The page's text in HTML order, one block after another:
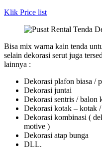
Klik Price list
Bisa mix warna kain tenda
selain dekorasi serut juga
lainnya :
Dekorasi plafon biasa /
Dekorasi juntai
Dekorasi sentris / balon
Dekorasi kotak – kotak
Dekorasi kombinasi (
motive )
Dekorasi atap bunga
DLL.